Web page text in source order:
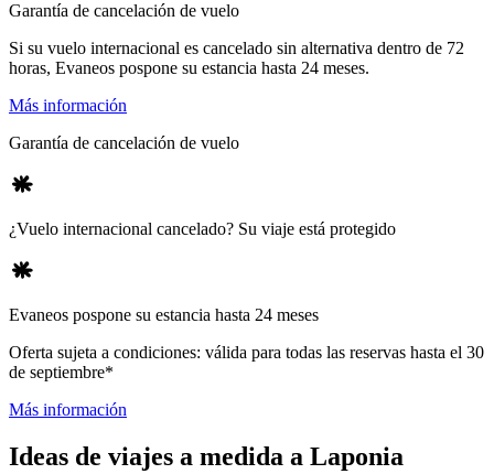
Garantía de cancelación de vuelo
Si su vuelo internacional es cancelado sin alternativa dentro de 72
horas, Evaneos pospone su estancia hasta 24 meses.
Más información
Garantía de cancelación de vuelo
¿Vuelo internacional cancelado? Su viaje está protegido
Evaneos pospone su estancia hasta 24 meses
Oferta sujeta a condiciones: válida para todas las reservas hasta el 30
de septiembre*
Más información
Ideas de viajes a medida a Laponia